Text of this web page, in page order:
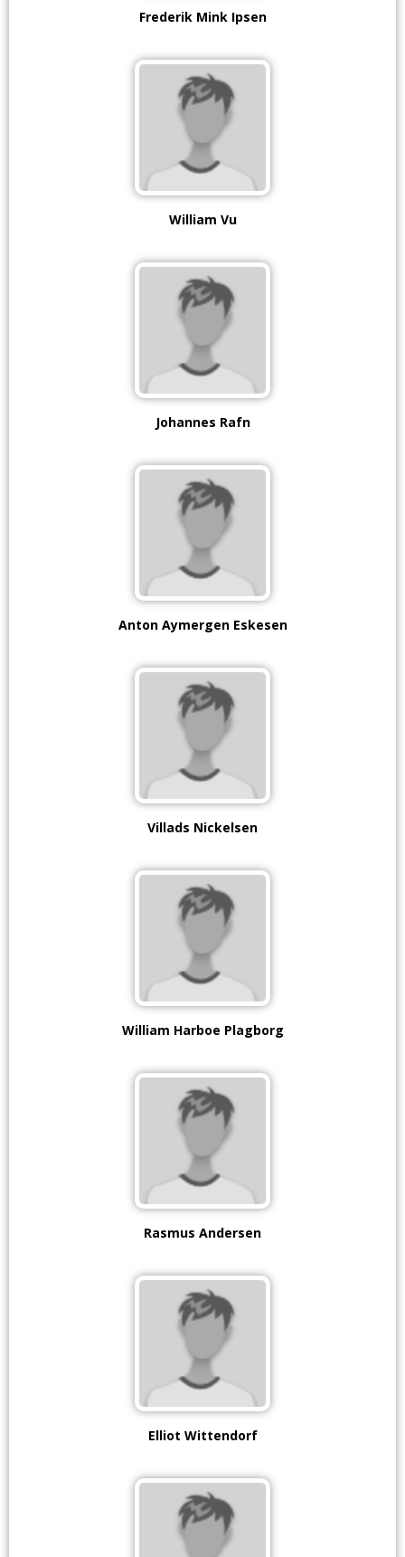
Frederik Mink Ipsen
William Vu
Johannes Rafn
Anton Aymergen Eskesen
Villads Nickelsen
William Harboe Plagborg
Rasmus Andersen
Elliot Wittendorf